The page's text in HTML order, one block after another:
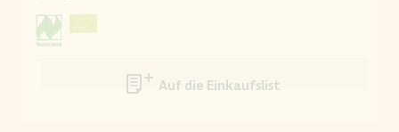
Auf die Einkaufsliste